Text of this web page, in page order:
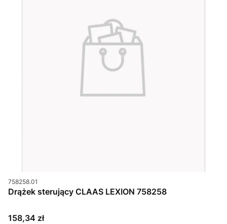
Kod produktu
758258.01
Drążek sterujący CLAAS LEXION 758258
Cena
158,34 zł